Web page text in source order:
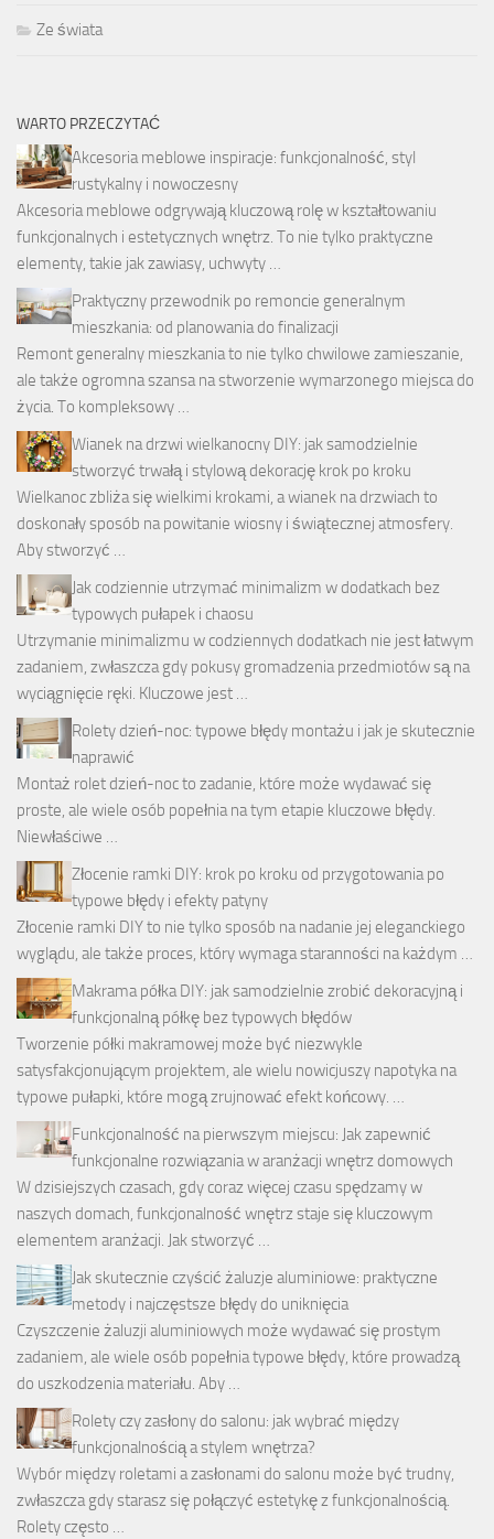
Ze świata
WARTO PRZECZYTAĆ
Akcesoria meblowe inspiracje: funkcjonalność, styl
rustykalny i nowoczesny
Akcesoria meblowe odgrywają kluczową rolę w kształtowaniu
funkcjonalnych i estetycznych wnętrz. To nie tylko praktyczne
elementy, takie jak zawiasy, uchwyty …
Praktyczny przewodnik po remoncie generalnym
mieszkania: od planowania do finalizacji
Remont generalny mieszkania to nie tylko chwilowe zamieszanie,
ale także ogromna szansa na stworzenie wymarzonego miejsca do
życia. To kompleksowy …
Wianek na drzwi wielkanocny DIY: jak samodzielnie
stworzyć trwałą i stylową dekorację krok po kroku
Wielkanoc zbliża się wielkimi krokami, a wianek na drzwiach to
doskonały sposób na powitanie wiosny i świątecznej atmosfery.
Aby stworzyć …
Jak codziennie utrzymać minimalizm w dodatkach bez
typowych pułapek i chaosu
Utrzymanie minimalizmu w codziennych dodatkach nie jest łatwym
zadaniem, zwłaszcza gdy pokusy gromadzenia przedmiotów są na
wyciągnięcie ręki. Kluczowe jest …
Rolety dzień-noc: typowe błędy montażu i jak je skutecznie
naprawić
Montaż rolet dzień-noc to zadanie, które może wydawać się
proste, ale wiele osób popełnia na tym etapie kluczowe błędy.
Niewłaściwe …
Złocenie ramki DIY: krok po kroku od przygotowania po
typowe błędy i efekty patyny
Złocenie ramki DIY to nie tylko sposób na nadanie jej eleganckiego
wyglądu, ale także proces, który wymaga staranności na każdym …
Makrama półka DIY: jak samodzielnie zrobić dekoracyjną i
funkcjonalną półkę bez typowych błędów
Tworzenie półki makramowej może być niezwykle
satysfakcjonującym projektem, ale wielu nowicjuszy napotyka na
typowe pułapki, które mogą zrujnować efekt końcowy. …
Funkcjonalność na pierwszym miejscu: Jak zapewnić
funkcjonalne rozwiązania w aranżacji wnętrz domowych
W dzisiejszych czasach, gdy coraz więcej czasu spędzamy w
naszych domach, funkcjonalność wnętrz staje się kluczowym
elementem aranżacji. Jak stworzyć …
Jak skutecznie czyścić żaluzje aluminiowe: praktyczne
metody i najczęstsze błędy do uniknięcia
Czyszczenie żaluzji aluminiowych może wydawać się prostym
zadaniem, ale wiele osób popełnia typowe błędy, które prowadzą
do uszkodzenia materiału. Aby …
Rolety czy zasłony do salonu: jak wybrać między
funkcjonalnością a stylem wnętrza?
Wybór między roletami a zasłonami do salonu może być trudny,
zwłaszcza gdy starasz się połączyć estetykę z funkcjonalnością.
Rolety często …